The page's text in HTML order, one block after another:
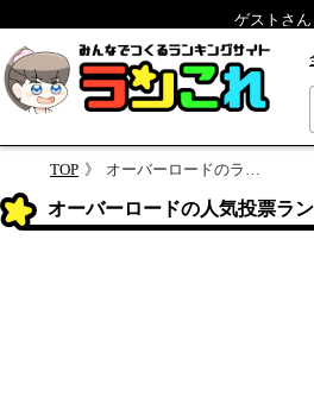
ゲストさん
TOP オーバーロードのランキング
オーバーロードの人気投票ラ